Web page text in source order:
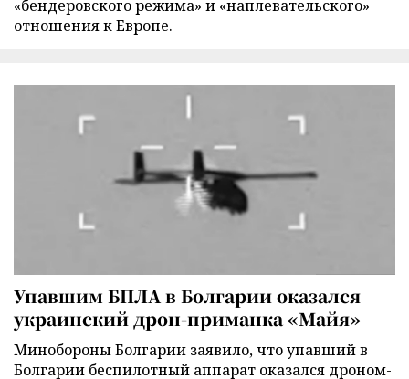
«бендеровского режима» и «наплевательского»
отношения к Европе.
Упавшим БПЛА в Болгарии оказался
украинский дрон-приманка «Майя»
Минобороны Болгарии заявило, что упавший в
Болгарии беспилотный аппарат оказался дроном-